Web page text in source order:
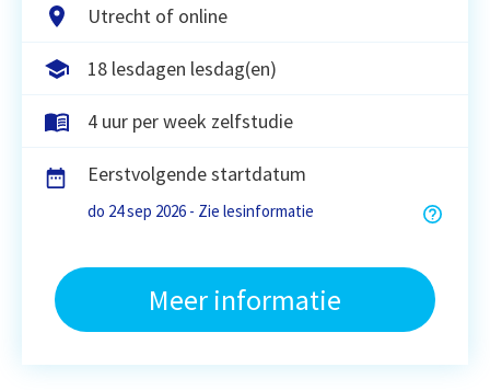
Utrecht of online
18 lesdagen lesdag(en)
4 uur per week zelfstudie
Eerstvolgende startdatum
do 24 sep 2026 - Zie lesinformatie
Meer informatie